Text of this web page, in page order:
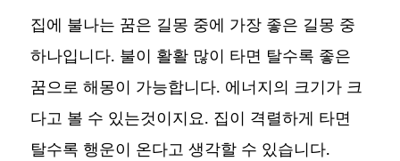
집에 불나는 꿈은 길몽 중에 가장 좋은 길몽 중
하나입니다. 불이 활활 많이 타면 탈수록 좋은
꿈으로 해몽이 가능합니다. 에너지의 크기가 크
다고 볼 수 있는것이지요. 집이 격렬하게 타면
탈수록 행운이 온다고 생각할 수 있습니다.